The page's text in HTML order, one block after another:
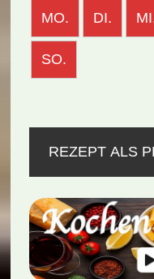
MO. DI.
SO.
REZEPT ALS